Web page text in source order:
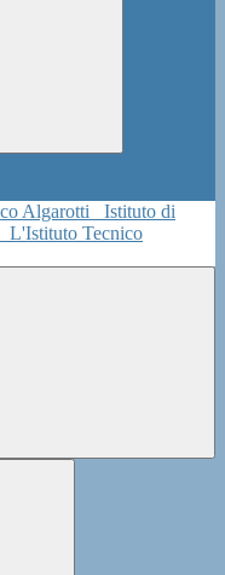
Istituto di
L'Istituto Tecnico